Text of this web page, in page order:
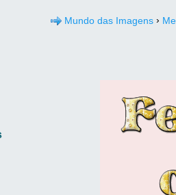
Mundo das Imagens ›